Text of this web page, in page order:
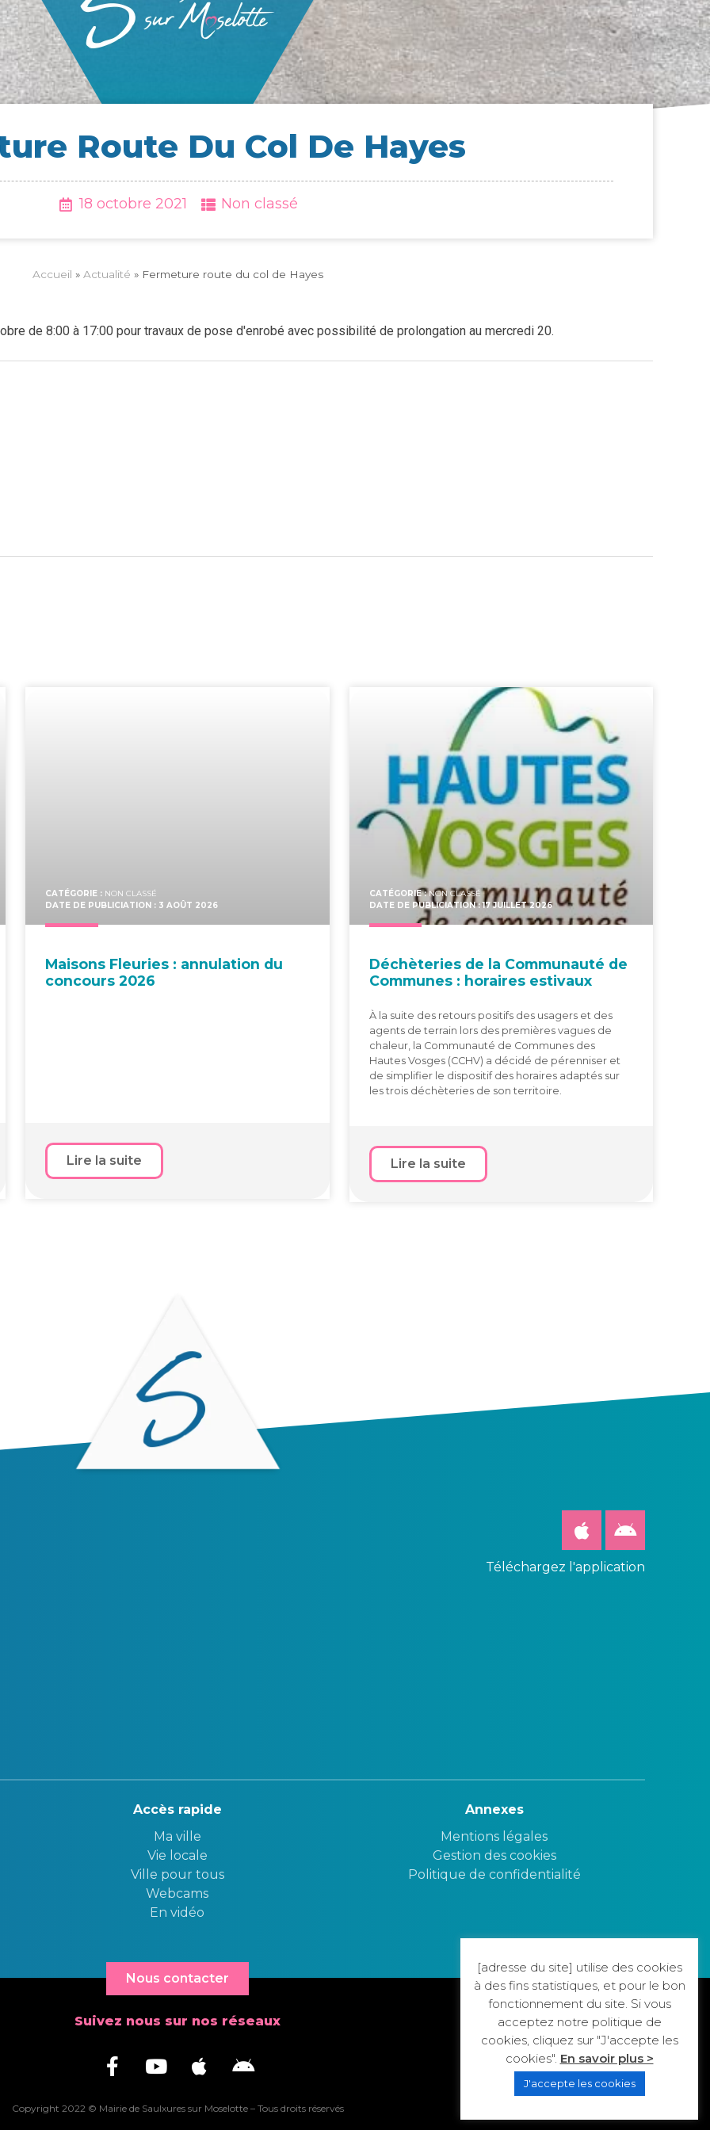
Route Du Col De Hayes
18 octobre 2021 Non classé
Accueil » Actua­li­té » Fer­me­ture route du col de Hayes
de 8:00 à 17:00 pour travaux de pose d'enrobé avec possibilité de prolongation au mercredi 20.
CATÉGORIE : NON CLASSÉ
DATE DE PUBLICIATION : 3 AOÛT 2026
Mai­sons Fleu­ries : annu­la­tion du
concours 2026
Lire la suite
CATÉGORIE :NON CLASSÉ
DATE DE PUBLICIATION : 17 JUILLET 2026
Déchè­te­ries de la Com­mu­nau­té de
Com­munes : horaires estivaux
À la suite des retours positifs des usagers et des
agents de terrain lors des premières vagues de
chaleur, la Communauté de Communes des
Hautes Vosges (CCHV) a décidé de pérenniser et
de simplifier le dispositif des horaires adaptés sur
les trois déchèteries de son territoire.
Lire la suite
Téléchargez l'application
Accès rapide
Ma ville
Vie locale
Ville pour tous
Webcams
En vidéo
Annexes
Mentions légales
Gestion des cookies
Politique de confidentialité
Nous contacter
Suivez nous sur nos réseaux
Copyright 2022 © Mairie de Saulxures sur Moselotte – Tous droits réservés
[adresse du site] utilise des cookies
à des fins statistiques, et pour le bon
fonctionnement du site. Si vous
acceptez notre politique de
cookies, cliquez sur "J'accepte les
cookies". En savoir plus >
J'accepte les cookies